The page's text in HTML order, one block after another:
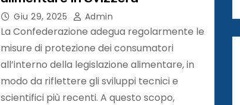
Giu 29, 2025 Admin
La Confederazione adegua regolarmente le
misure di protezione dei consumatori
all’interno della legislazione alimentare, in
modo da riflettere gli sviluppi tecnici e
scientifici più recenti. A questo scopo,